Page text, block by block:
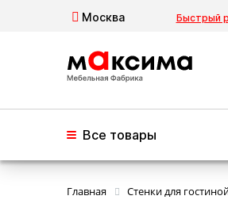
Москва Быстрый
Все товары
Главная Стенки для